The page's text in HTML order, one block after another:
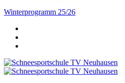
Winterprogramm 25/26